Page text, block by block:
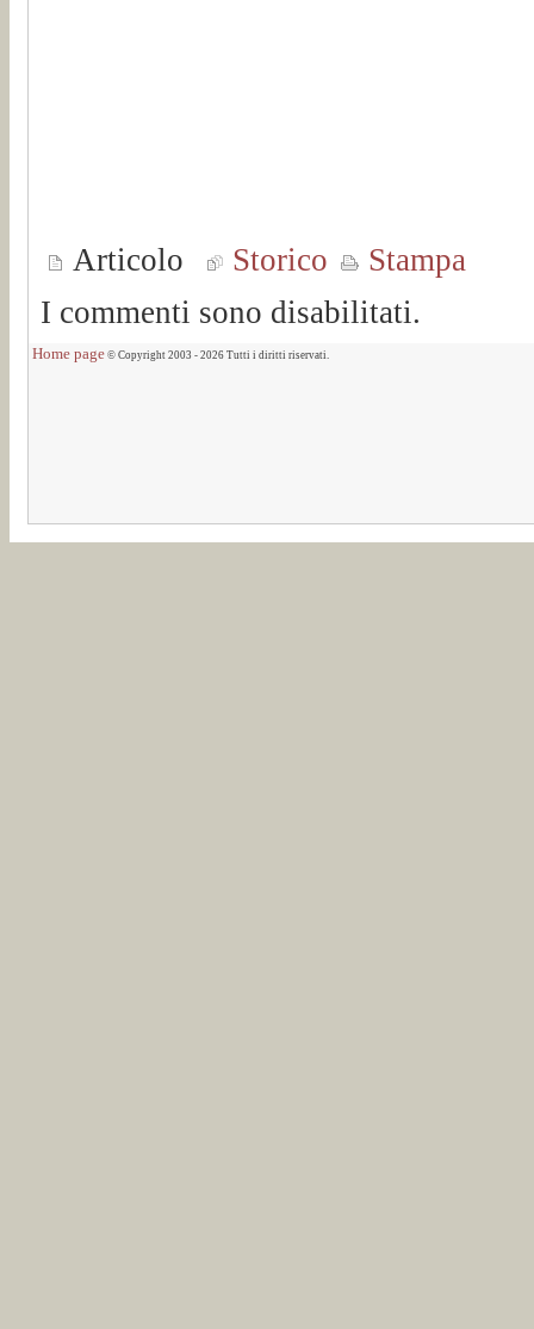
Articolo Storico
Stampa
I commenti sono disabilitati.
Home page © Copyright 2003 - 2026 Tutti i diritti riservati.